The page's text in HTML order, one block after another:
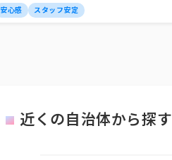
安心感 スタッフ安定
近くの自治体から探す